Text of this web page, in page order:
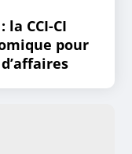
la CCI-CI
pour